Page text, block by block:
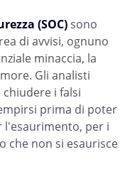
(SOC)sono
di avvisi, ognuno
minaccia, la
Gli analisti
i falsi
prima di poter
l'esaurimento, per i
che non si esaurisce